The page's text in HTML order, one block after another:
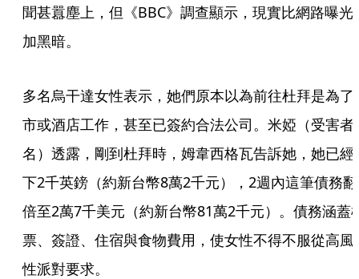
聞甚囂塵上，但《BBC》調查顯示，現實比網路曝光
加黑暗。
多名烏干達女性表示，她們原本以為前往杜拜是為了
市或酒店工作，甚至已簽約合法公司。米婭（受害者
名）透露，剛到杜拜時，姆韋西格瓦告訴她，她已經
下2千英鎊（約新台幣8萬2千元），2週內這筆債務翻
倍至2萬7千美元（約新台幣81萬2千元）。債務涵蓋
票、簽證、住宿與食物費用，使女性不得不服從高風
性派對要求。